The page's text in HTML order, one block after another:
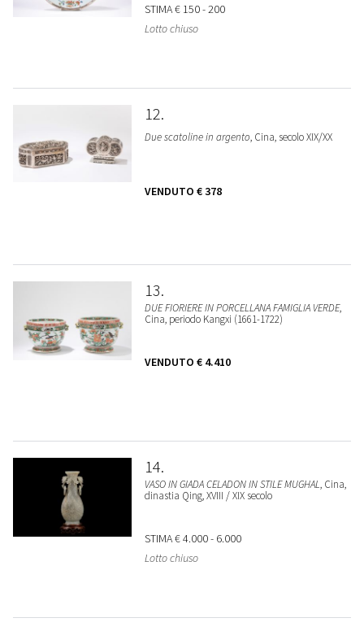
STIMA€ 150 - 200
Lotto chiuso
12
Due scatoline in argento, Cina, secolo XIX/XX
VENDUTO € 378
13
DUE FIORIERE IN PORCELLANA FAMIGLIA VERDE,
Cina, periodo Kangxi (1661-1722)
VENDUTO € 4.410
14
VASO IN GIADA CELADON IN STILE MUGHAL, Cina,
dinastia Qing, XVIII / XIX secolo
STIMA€ 4.000 - 6.000
Lotto chiuso